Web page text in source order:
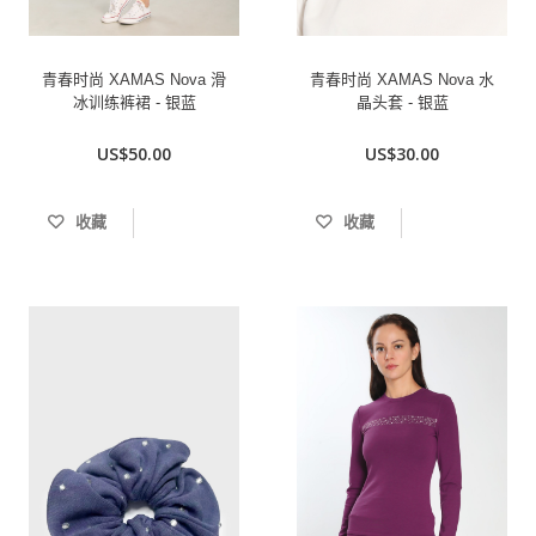
青春时尚 XAMAS Nova 滑
冰训练裤裙 - 银蓝
US$50.00
收藏
青春时尚 XAMAS Nova 水
晶头套 - 银蓝
US$30.00
收藏